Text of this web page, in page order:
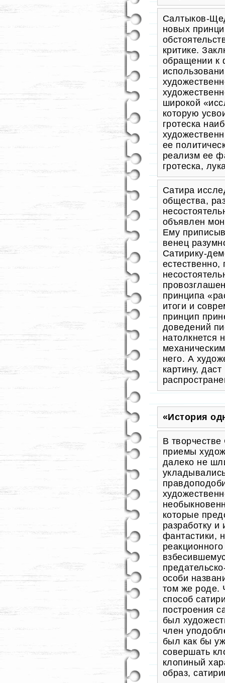
Салтыков-
новых
критике.
обращении к
широкой
которую
гротеска
ее
реализм ее
гротеска,
Сатира
общества,
объявлен
Ему
венец
Сатирику-
принципа
итоги и
принцип
доведений
натолкнется
него. А
картину,
«История
В
приемы
далеко не
которые
разработку и
фантастики,
особи
том же роде.
способ
построения
был
член
был как бы
совершать
клопиный
образ,